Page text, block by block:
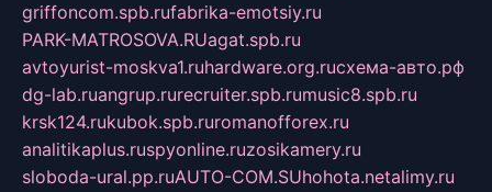
griffoncom.spb.rufabrika-emotsiy.ru
PARK-MATROSOVA.RUagat.spb.ru
avtoyurist-moskva1.ruhardware.org.ruсхема-авто.рф
dg-lab.ruangrup.rurecruiter.spb.rumusic8.spb.ru
krsk124.rukubok.spb.ruromanofforex.ru
analitikaplus.ruspyonline.ruzosikamery.ru
sloboda-ural.pp.ruAUTO-COM.SUhohota.netalimy.ru